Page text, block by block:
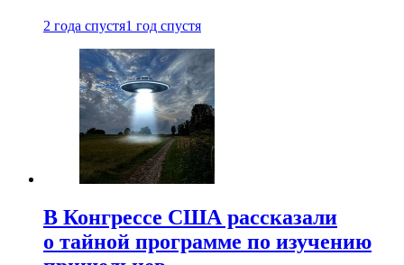
2 года спустя1 год спустя
В Конгрессе США рассказали
о тайной программе по изучению